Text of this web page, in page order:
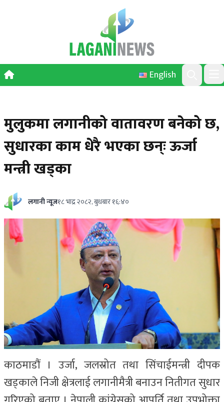
English
Search
मुलुकमा लगानीको वातावरण बनेको छ,
सुधारका काम धेरै भएका छन्ः ऊर्जा
मन्त्री खड्का
लगानी न्यूज१८ भाद्र २०८२, बुधबार १६:४०
काठमाडौं । उर्जा, जलस्रोत तथा सिंचाईमन्त्री दीपक
खड्काले निजी क्षेत्रलाई लगानीमैत्री बनाउन नितीगत सुधार